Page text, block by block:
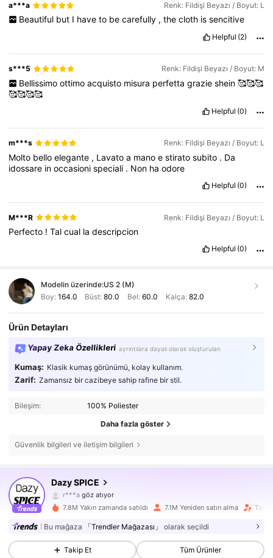
a***a Renk: Fildişi Beyazı / Boyut: L
Beautiful but I have to be carefully , the cloth is sencitive
Helpful (2)
s***5 Renk: Fildişi Beyazı / Boyut: M
Bellissimo ottimo acquisto misura perfetta grazie shein 🥰🥰🥰
🥰🥰🥰🥰
Helpful (0)
m***s Renk: Fildişi Beyazı / Boyut: L
Molto belloelegante , Lavatoa manoestiratosubito . Da
idossare inoccasionispeciali . Non haodore
Helpful (0)
M***R Renk: Fildişi Beyazı / Boyut: L
Perfecto !Talcual ladescripcion
Helpful (0)
Modelin üzerinde:US 2 (M)
Boy: 164.0 Büst:80.0 Bel: 60.0 Kalça: 82.0
Ürün Detayları
Yapay Zeka Özellikleri ayrıntılara dayalı olarak oluşturulan
Kumaş: Klasik kumaş görünümü, kolay kullanım.
Zarif: Zamansız bir cazibeye sahip rafine bir stil.
Bileşim: 100% Poliester
Daha fazla göster
Güvenlik bilgileri ve iletişim bilgileri
Dazy SPICE
r***agöz atıyor
4,84
2M Takipçiler
7.8M Yakın zamanda satıldı 7.1M Yeniden satın alma
Bu mağaza 「Trendler Mağazası」 olarak seçildi
Takip Et Tüm Ürünler